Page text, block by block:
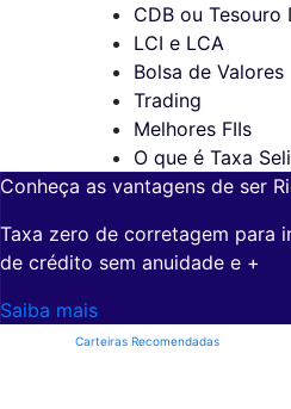
CDB ou Tesouro
LCI e LCA
Bolsa de Valores
Trading
Melhores FIIs
O que é Taxa
Conheça as vantagens de ser
Taxa zero de corretagem para
de crédito sem anuidade e +
Saiba mais
Carteiras Recomendadas